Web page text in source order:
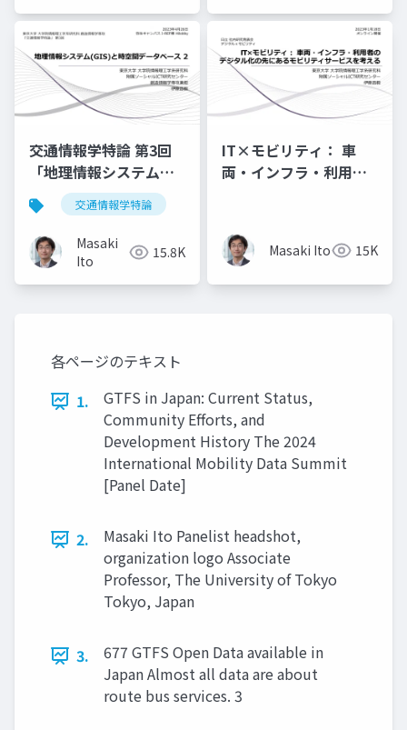
交通情報学特論 第3回
「地理情報システム
(GIS)と時空間データベ
ース2」講師：伊藤昌毅
交通情報学特論
Masaki
Ito
15.8K
IT×モビリティ： 車
両・インフラ・利用者
を考える
Masaki Ito 15K
各ページのテキスト
1.
GTFS in Japan: Current Status,
Community Efforts, and
Development History The 2024
International Mobility Data Summit
[Panel Date]
2.
Masaki Ito Panelist headshot,
organization logo Associate
Professor, The University of Tokyo
Tokyo, Japan
3.
677 GTFS Open Data available in
Japan Almost all data are about
route bus services. 3